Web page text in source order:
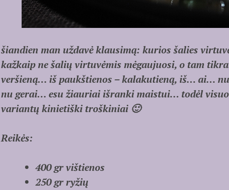
šiandien man uždavė klausimą: kurios šalies
kažkaip ne šalių virtuvėmis mėgaujuosi, o tam
veršieną… iš paukštienos – kalakutieną, iš… ai…
nu gerai… esu žiauriai išranki maistui… todėl
variantų kinietiški troškiniai 🙂
Reikės:
400 gr vištienos
250 gr ryžių